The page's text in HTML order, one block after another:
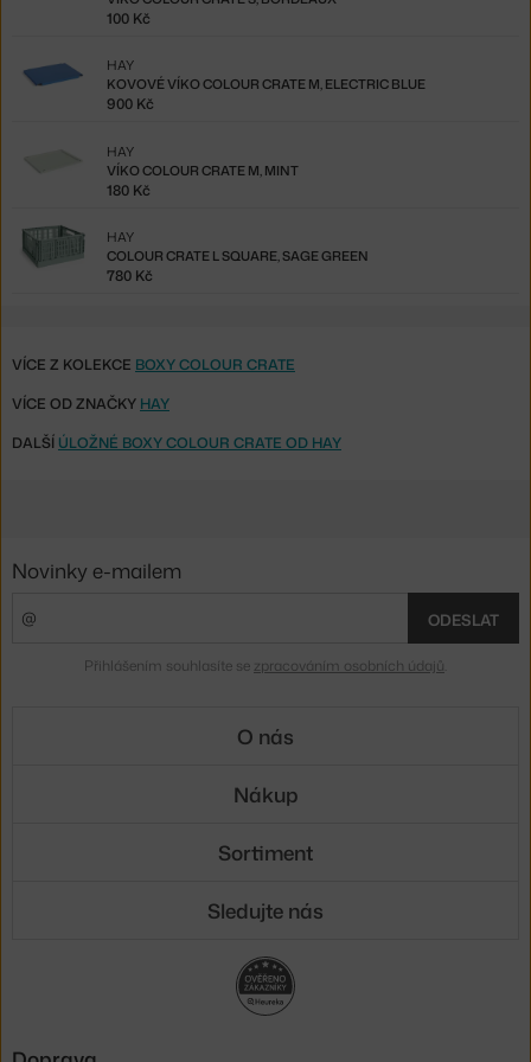
100 Kč
KOVOVÉ VÍKO COLOUR CRATE M, ELECTRIC BLUE
HAY
900 Kč
VÍKO COLOUR CRATE M, MINT
HAY
180 Kč
COLOUR CRATE L SQUARE, SAGE GREEN
HAY
780 Kč
VÍCE Z KOLEKCE BOXY COLOUR CRATE
VÍCE OD ZNAČKY HAY
DALŠÍ ÚLOŽNÉ BOXY COLOUR CRATE OD HAY
Novinky e-mailem
ODESLAT
Přihlášením souhlasíte se zpracováním osobních údajů
O nás
Nákup
Sortiment
Sledujte nás